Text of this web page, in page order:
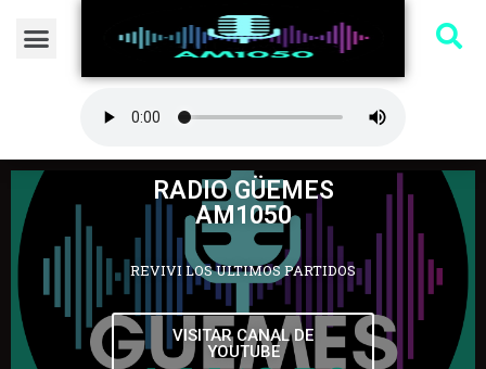
RADIO GÜEMES
AM1050
REVIVI LOS ULTIMOS PARTIDOS
VISITAR CANAL DE
YOUTUBE